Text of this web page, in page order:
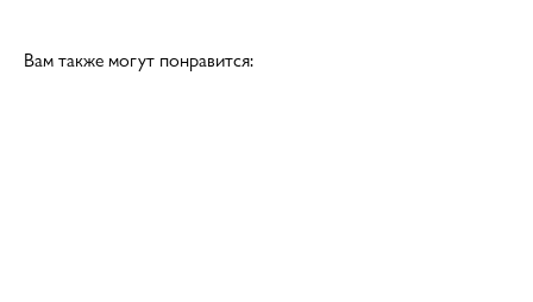
Вам также могут понравится: